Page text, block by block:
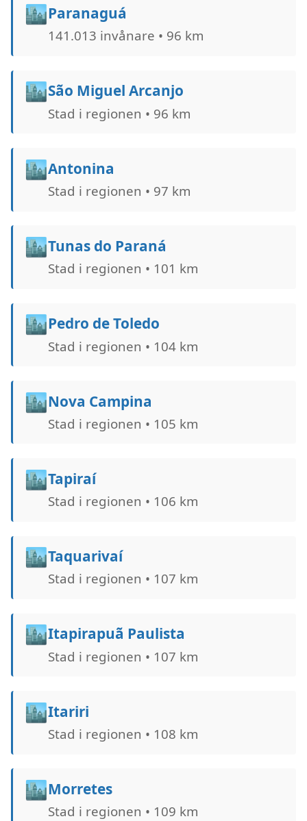
🏙️Paranaguá
141.013 invånare • 96 km
🏙️São Miguel Arcanjo
Stad i regionen • 96 km
🏙️Antonina
Stad i regionen • 97 km
🏙️Tunas do Paraná
Stad i regionen • 101 km
🏙️Pedro de Toledo
Stad i regionen • 104 km
🏙️Nova Campina
Stad i regionen • 105 km
🏙️Tapiraí
Stad i regionen • 106 km
🏙️Taquarivaí
Stad i regionen • 107 km
🏙️Itapirapuã Paulista
Stad i regionen • 107 km
🏙️Itariri
Stad i regionen • 108 km
🏙️Morretes
Stad i regionen • 109 km